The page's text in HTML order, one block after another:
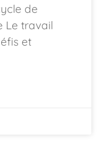
de
Le travail
et